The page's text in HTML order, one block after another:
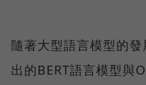
隨著大型語言模型的
出的BERT語言模型與